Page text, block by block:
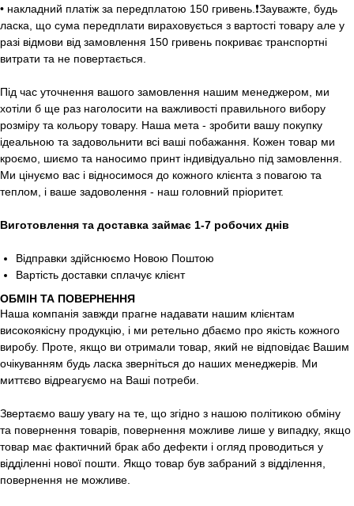
• накладний платіж за передплатою 150 гривень.❗️Зауважте, будь
ласка, що сума передплати вираховується з вартості товару але у
разі відмови від замовлення 150 гривень покриває транспортні
витрати та не повертається.
Під час уточнення вашого замовлення нашим менеджером, ми
хотіли б ще раз наголосити на важливості правильного вибору
розміру та кольору товару. Наша мета - зробити вашу покупку
ідеальною та задовольнити всі ваші побажання. Кожен товар ми
кроємо, шиємо та наносимо принт індивідуально під замовлення.
Ми цінуємо вас і відносимося до кожного клієнта з повагою та
теплом, і ваше задоволення - наш головний пріоритет.
Виготовлення та доставка займає 1-7 робочих днів
Відправки здійснюємо Новою Поштою
Вартість доставки сплачує клієнт
ОБМІН ТА ПОВЕРНЕННЯ
Наша компанія завжди прагне надавати нашим клієнтам
високоякісну продукцію, і ми ретельно дбаємо про якість кожного
виробу. Проте, якщо ви отримали товар, який не відповідає Вашим
очікуванням будь ласка зверніться до наших менеджерів. Ми
миттєво відреагуємо на Ваші потреби.
Звертаємо вашу увагу на те, що згідно з нашою політикою обміну
та повернення товарів, повернення можливе лише у випадку, якщо
товар має фактичний брак або дефекти і огляд проводиться у
відділенні нової пошти. Якщо товар був забраний з відділення,
повернення не можливе.